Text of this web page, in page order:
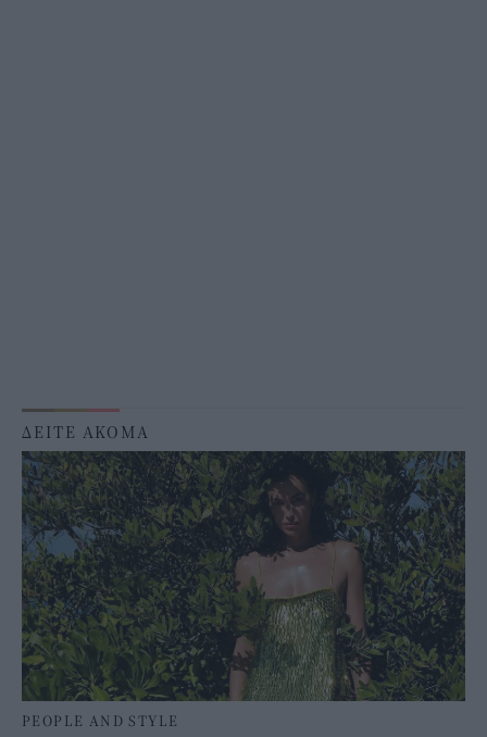
ΔΕΙΤΕ ΑΚΟΜΑ
PEOPLE AND STYLE